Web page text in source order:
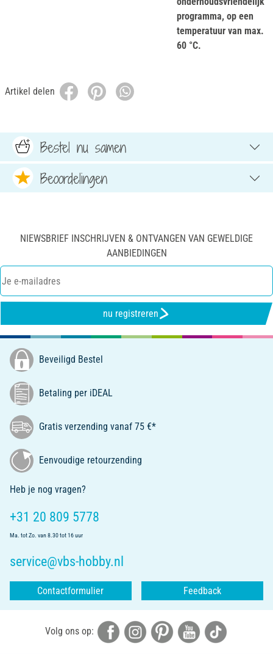
programma, op een
temperatuur van max.
60 °C.
Artikel delen
Bestel nu samen
Beoordelingen
NIEWSBRIEF INSCHRIJVEN & ONTVANGEN VAN GEWELDIGE
AANBIEDINGEN
nu registreren
Beveiligd Bestel
Betaling per iDEAL
Gratis verzending vanaf 75 €*
Eenvoudige retourzending
Heb je nog vragen?
+31 20 809 5778
Ma. tot Zo. van 8.30 tot 16 uur
service@vbs-hobby.nl
Contactformulier Feedback
Volg ons op: